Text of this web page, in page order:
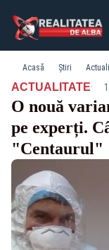
Acasă Știri
ACTUALITATE·
O nouă
pe experți.
"Centaurul"